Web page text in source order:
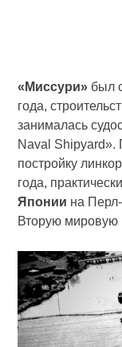
«Миссури» был
года,
занималась
Naval Shipyard».
постройку
года,
Японии на
Вторую мировую